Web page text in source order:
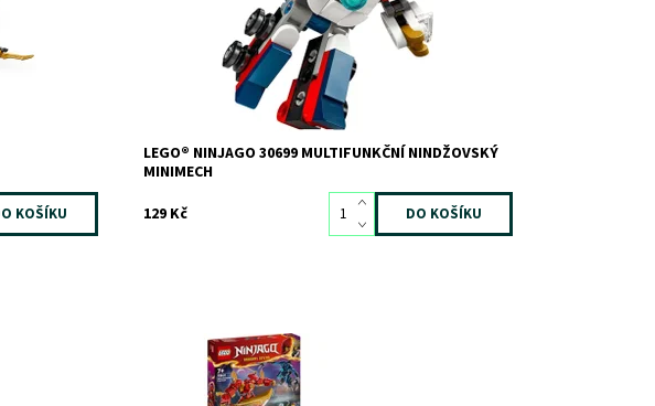
LEGO® NINJAGO 30699 MULTIFUNKČNÍ NINDŽOVSKÝ
MINIMECH
129 Kč
Zbrusu nový robot z kostek LEGO® se 4 postavami ze
světa NINJAGO®